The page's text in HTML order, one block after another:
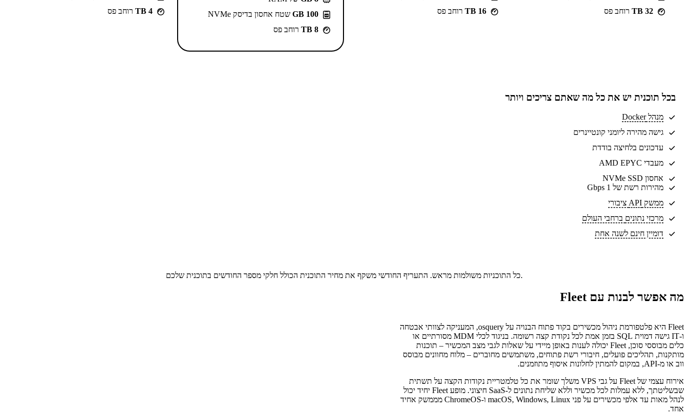
4 TB
רוחב פס
100 GB
שטח אחסון בדיסק NVMe
8 TB
רוחב פס
16 TB
רוחב פס
32 TB
רוחב פס
בכל תוכנית יש את כל מה שאתם צריכים ויותר
מנהל Docker
גישה מהירה ליומני קונטיינרים
עדכונים בלחיצה בודדת
מעבדי AMD EPYC
אחסון NVMe SSD
מהירות רשת של 1 Gbps
ממשק API ציבורי
מרכזי נתונים ברחבי העולם
דומיין חינם לשנה אחת
כל התוכניות משולמות מראש. התעריף החודשי משקף את מחיר התוכנית הכולל חלקי מספר החודשים בתוכנית שלכם.
מה אפשר לבנות עם Fleet
Fleet היא פלטפורמת ניהול מכשירים בקוד פתוח הבנויה על osquery, המעניקה לצוותי אבטחה
ו-IT גישה דמוית SQL בזמן אמת לכל נקודת קצה רשומה. בניגוד לכלי MDM מסורתיים או
כלים מבוססי סוכן, Fleet יכולה לענות באופן מיידי על שאלות לגבי מצב המכשיר – תוכנות
מותקנות, תהליכים פועלים, חיבורי רשת פתוחים, משתמשים מחוברים – מלוח מחוונים מבוסס
ווב או מ-API, במקום להמתין לחלונות איסוף מתוזמנים.
אירוח עצמי של Fleet על גבי VPS משלך שומר את כל טלמטריית נקודות הקצה על תשתית
שבשליטתך, ללא עמלות לכל מכשיר וללא שליחת נתונים ל-SaaS חיצוני. מופע Fleet יחיד יכול
לנהל מאות עד אלפי מכשירים על פני macOS, Windows, Linux ו-ChromeOS מממשק אחיד
אחד.